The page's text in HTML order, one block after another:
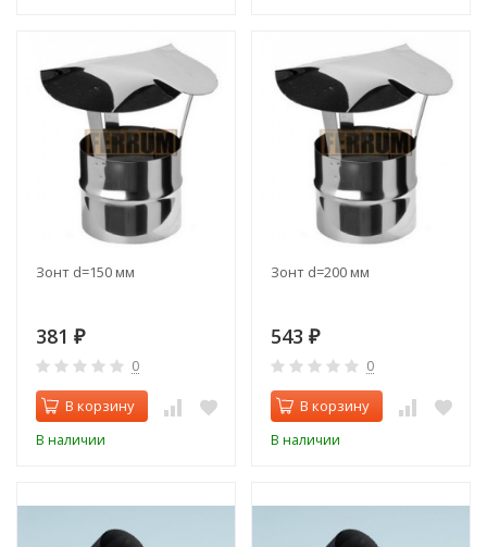
Зонт d=150 мм
381 ₽
0
В корзину
В наличии
Зонт d=200 мм
543 ₽
0
В корзину
В наличии